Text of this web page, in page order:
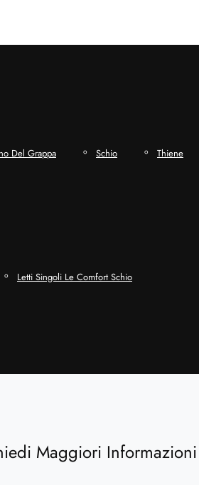
Del Grappa Schio Thiene
Letti Singoli Le Comfort Schio
Maggiori Informazioni